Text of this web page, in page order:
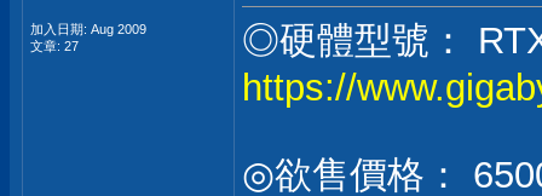
加入日期: Aug 2009
文章: 27
◎硬體型號：
https://
◎欲售價格：